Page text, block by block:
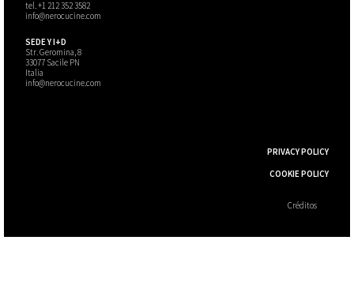
tel.+1 212 352 3582
info@nerocucine.com
SEDE Y I+D
Str. Geromina, 8
33077 Sacile PN
Italia
info@nerocucine.com
PRIVACY POLICY
COOKIE POLICY
Créditos